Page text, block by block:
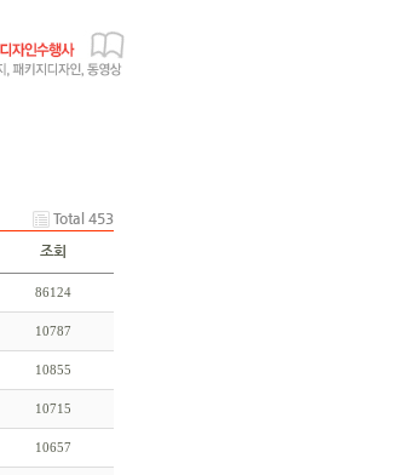
Total 453
조회
86124
10787
10855
10715
10657